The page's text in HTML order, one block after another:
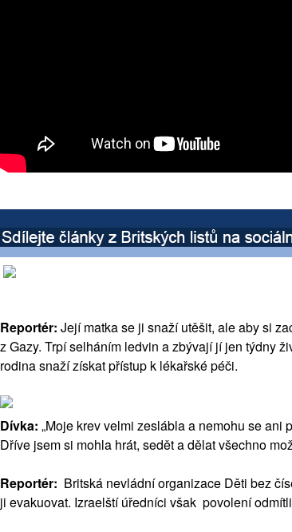
Reportér: Její matka se ji snaží utěšit, ale aby si
z Gazy. Trpí selháním ledvin a zbývají jí jen týdny
rodina snaží získat přístup k lékařské péči.
Dívka: „Moje krev velmi zeslábla a nemohu se ani
Dříve jsem si mohla hrát, sedět a dělat všechno
Reportér: Britská nevládní organizace Děti bez
ji evakuovat. Izraelští úředníci však povolení